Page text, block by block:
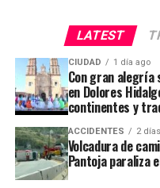
LATEST
CIUDAD 1 día ago
Con gran alegría
en Dolores
continentes y
ACCIDENTES 2
Volcadura de
Pantoja paraliza